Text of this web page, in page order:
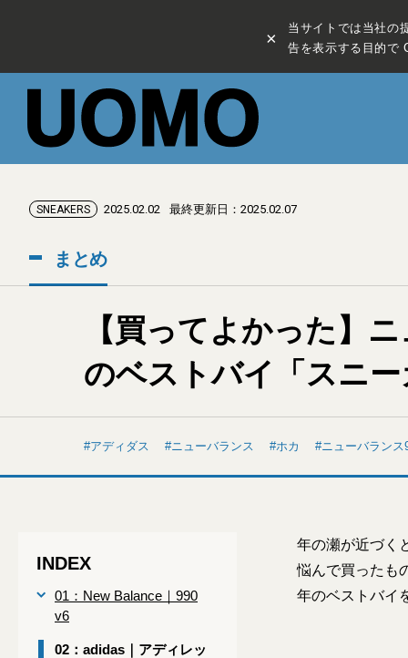
×
当サイトでは当社の
告を表示する目的で
SNEAKERS 2025.02.02 最終更新日：2025.02.07
まとめ
【買ってよかった】
のベストバイ「スニ
アディダス ニューバランス ホカ ニューバランス
INDEX
01：New Balance｜990
v6
02：adidas｜アディレッ
年の瀬が近づく
悩んで買ったも
年のベストバイ